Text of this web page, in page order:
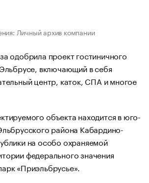
Личный архив компании
одобрила проект гостиничного
включающий в себя
центр, каток, СПА и многое
объекта находится в юго-
района Кабардино-
на особо охраняемой
федерального значения
«Приэльбрусье».